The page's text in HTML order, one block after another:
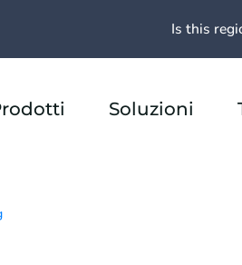
Soluzioni
Is this